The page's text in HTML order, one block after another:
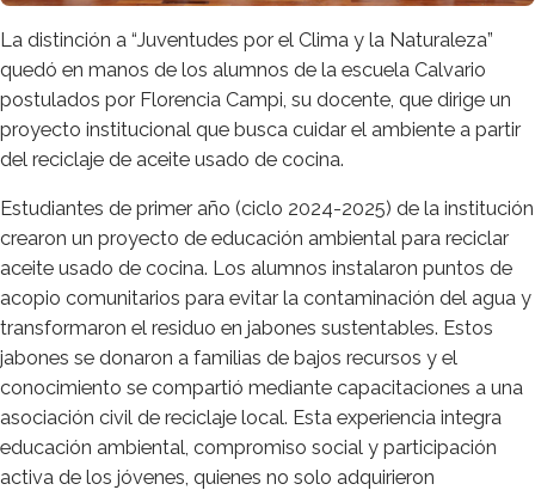
La distinción a “Juventudes por el Clima y la Naturaleza”
quedó en manos de los alumnos de la escuela Calvario
postulados por Florencia Campi, su docente, que dirige un
proyecto institucional que busca cuidar el ambiente a partir
del reciclaje de aceite usado de cocina.
Estudiantes de primer año (ciclo 2024-2025) de la institución
crearon un proyecto de educación ambiental para reciclar
aceite usado de cocina. Los alumnos instalaron puntos de
acopio comunitarios para evitar la contaminación del agua y
transformaron el residuo en jabones sustentables. Estos
jabones se donaron a familias de bajos recursos y el
conocimiento se compartió mediante capacitaciones a una
asociación civil de reciclaje local. Esta experiencia integra
educación ambiental, compromiso social y participación
activa de los jóvenes, quienes no solo adquirieron